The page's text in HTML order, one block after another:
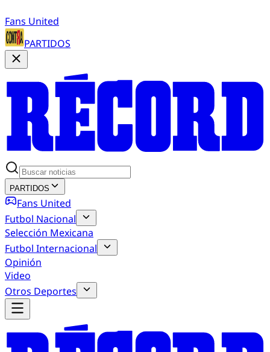
Fans United
PARTIDOS
PARTIDOS
Fans United
Futbol Nacional
Selección Mexicana
Futbol Internacional
Opinión
Video
Otros Deportes